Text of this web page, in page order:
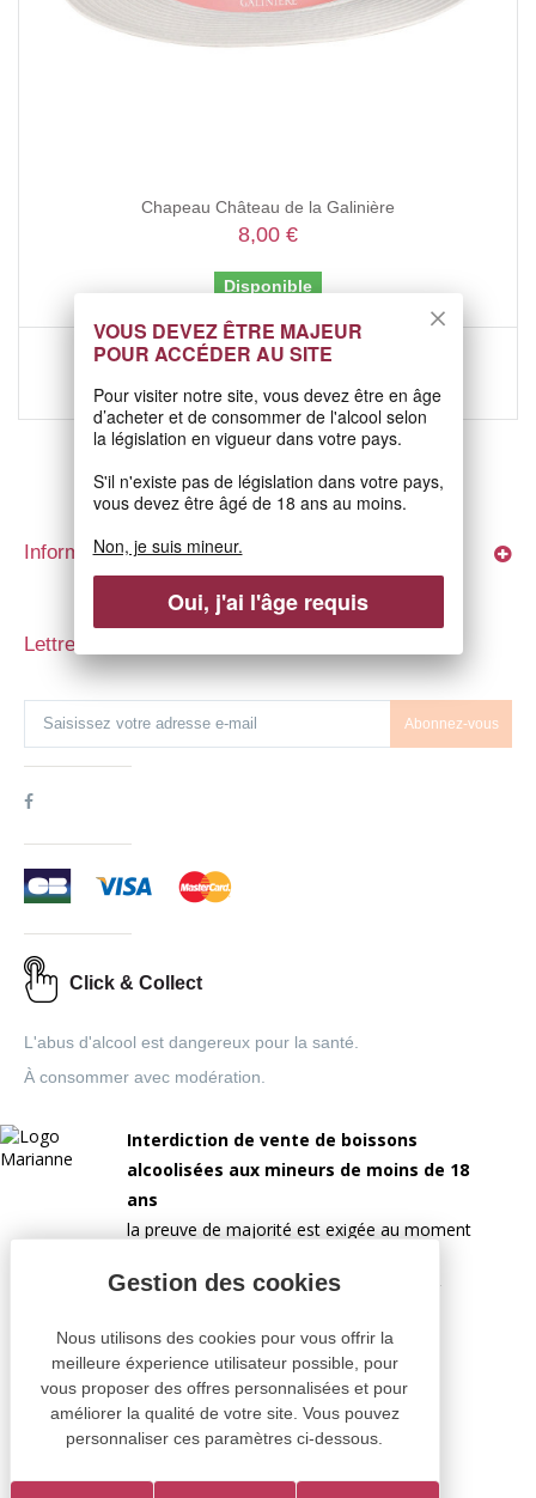
Chapeau Château de la Galinière
8,00 €
Disponible
Ajouter au panier
Informations
Lettre d'informations
Abonnez-vous
Click & Collect
L'abus d'alcool est dangereux pour la santé.
À consommer avec modération.
Interdiction de vente de boissons
alcoolisées aux mineurs de moins de 18
ans
la preuve de majorité est exigée au moment
CODE DE LA SANTÉ PUBLIQUE, ART.L 3342-1 ET
Nous utilisons des cookies pour vous offrir la
meilleure éxperience utilisateur possible, pour
vous proposer des offres personnalisées et pour
améliorer la qualité de votre site. Vous pouvez
personnaliser ces paramètres ci-dessous.
VOUS DEVEZ ÊTRE MAJEUR
POUR ACCÉDER AU SITE
Pour visiter notre site, vous devez être en âge
d’acheter et de consommer de l'alcool selon
la législation en vigueur dans votre pays.
S'il n'existe pas de législation dans votre pays,
vous devez être âgé de 18 ans au moins.
Non, je suis mineur.
Oui, j'ai l'âge requis